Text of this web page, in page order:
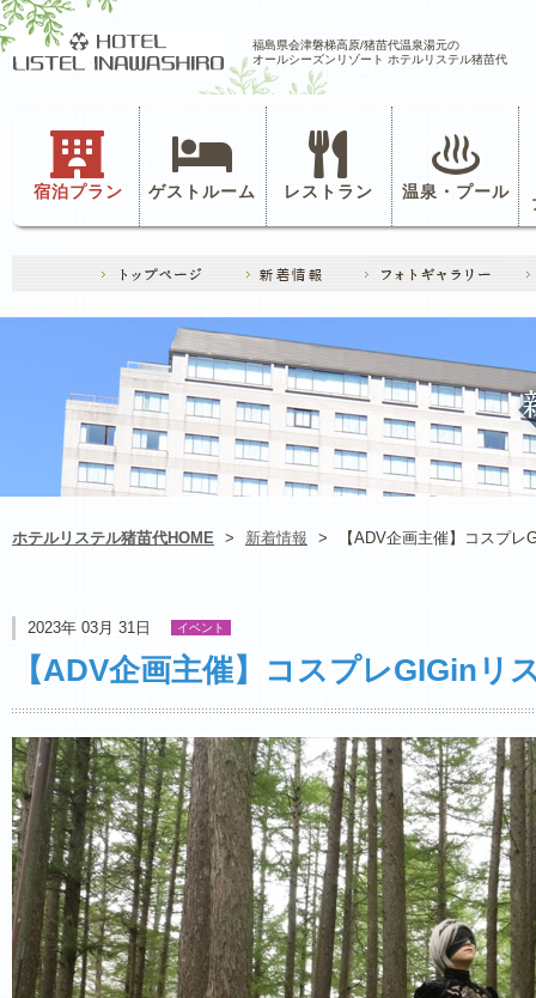
福島県会津磐梯高原/猪苗代温泉湯元の
オールシーズンリゾート ホテルリステル猪苗代
宿泊プラン ゲストルーム レストラン 温泉・プール
ホテルリステル猪苗代HOME > 新着情報 > 【ADV企画主催】コスプ
2023年 03月 31日 イベント
【ADV企画主催】コスプレGIGin